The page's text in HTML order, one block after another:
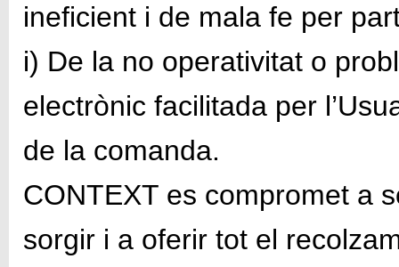
ineficient i de mala fe per
i) De la no operativitat o
electrònic facilitada per
de la comanda.
CONTEXT es compromet a
sorgir i a oferir tot el